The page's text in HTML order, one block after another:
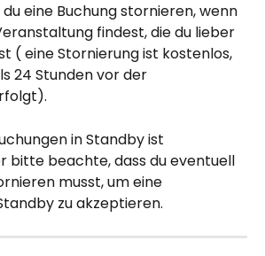
eine Buchung stornieren, wenn
findest, die du lieber
( eine Stornierung ist kostenlos,
24 Stunden vor der
in Standby ist
bitte beachte, dass du eventuell
musst, um eine
zu akzeptieren.